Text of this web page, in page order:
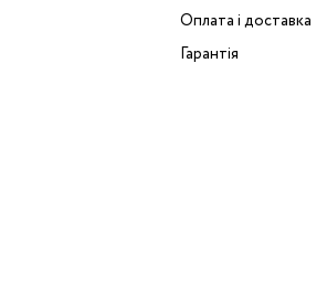
Оплата і доставка
Гарантія